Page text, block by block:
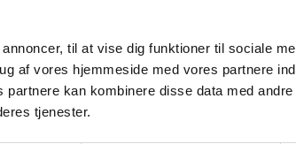
til at vise dig funktioner til sociale
af vores hjemmeside med vores partnere
kan kombinere disse data med
tjenester.